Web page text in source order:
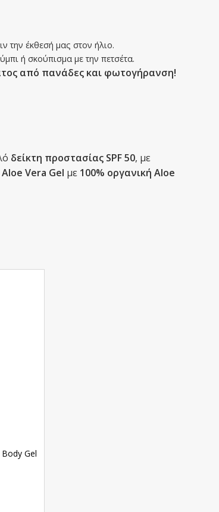
την έκθεσή μας στον ήλιο.
ή σκούπισμα με την πετσέτα.
από πανάδες και φωτογήρανση!
δείκτη προστασίας SPF 50, με
Aloe Vera Gel με100% οργανική Aloe
Gel